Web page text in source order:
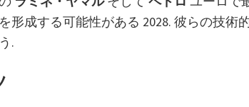
形成する可能性がある 2028. 彼らの技術
.